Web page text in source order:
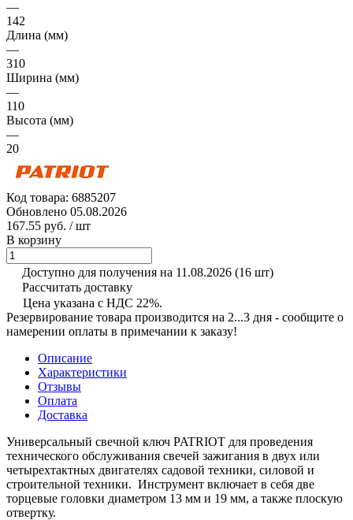
—
142
Длина (мм)
—
310
Ширина (мм)
—
110
Высота (мм)
—
20
Код товара: 6885207
Обновлено 05.08.2026
167.55 руб. / шт
В корзину
Доступно для получения на 11.08.2026 (16 шт)
Рассчитать доставку
Цена указана с НДС 22%.
Резервирование товара производится на 2...3 дня - сообщите о
намерении оплаты в примечании к заказу!
Описание
Характеристики
Отзывы
Оплата
Доставка
Универсальный свечной ключ PATRIOT для проведения
технического обслуживания свечей зажигания в двух или
четырехтактных двигателях садовой техники, силовой и
строительной техники. Инструмент включает в себя две
торцевые головки диаметром 13 мм и 19 мм, а также плоскую
отвертку.